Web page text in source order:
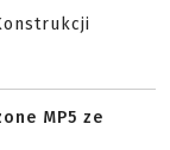
MP5 ze